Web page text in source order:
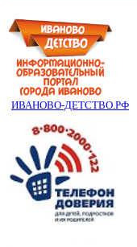
ИВАНОВО-ДЕТСТВО.РФ